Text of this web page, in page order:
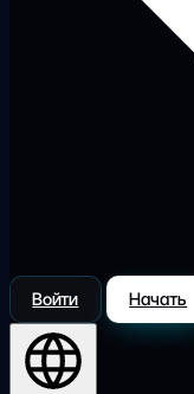
Войти Начать